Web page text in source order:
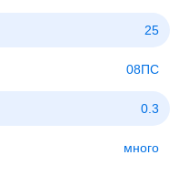
25
08ПС
0.3
много